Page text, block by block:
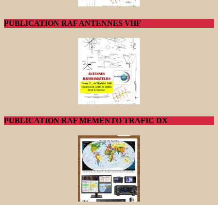
PUBLICATION RAF ANTENNES VHF
PUBLICATION RAF MEMENTO TRAFIC DX